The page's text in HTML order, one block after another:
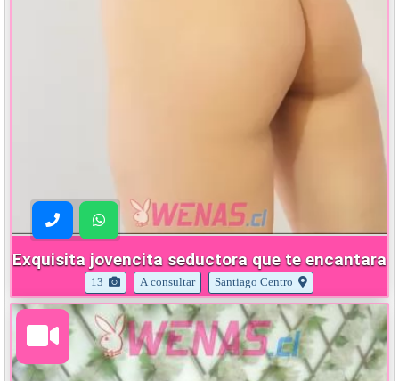
Exquisita jovencita seductora que te encantara
13 A consultar Santiago Centro